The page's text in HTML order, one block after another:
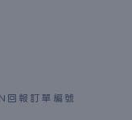
回報訂單編號